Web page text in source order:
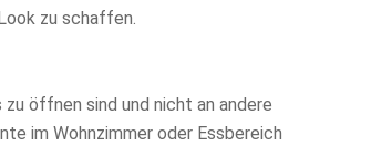
zu schaffen.
öffnen sind und nicht an andere
im Wohnzimmer oder Essbereich